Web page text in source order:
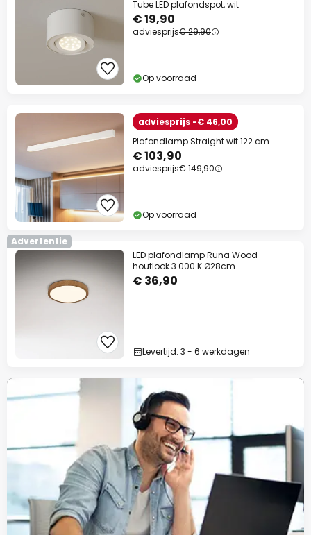
Tube LED plafondspot, wit
€ 19,90
adviesprijs€ 29,90
Op voorraad
adviesprijs -€ 46,00
Plafondlamp Straight wit 122 cm
€ 103,90
adviesprijs€ 149,90
Op voorraad
Advertentie
LED plafondlamp Runa Wood
houtlook 3.000 K Ø28cm
€ 36,90
Levertijd: 3 - 6 werkdagen